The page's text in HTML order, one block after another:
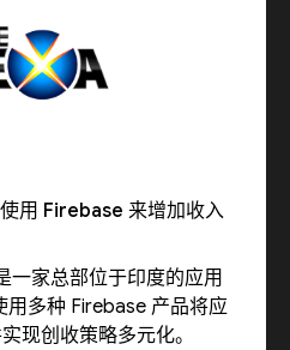
用 Firebase 来增加收入
一家总部位于印度的应用
多种 Firebase 产品将应
现创收策略多元化。